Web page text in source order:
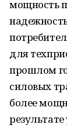
мощность
для
прошлом
силовых
более